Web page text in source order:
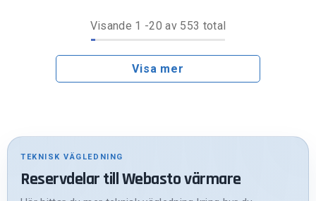
Visande 1 -20 av 553 total
Visa mer
TEKNISK VÄGLEDNING
Reservdelar till Webasto värmare